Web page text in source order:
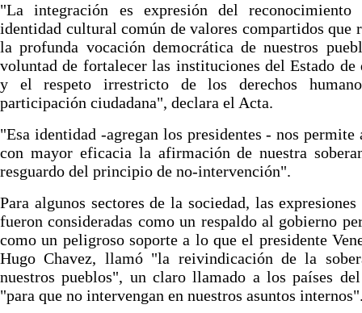
"La integración es expresión del reconocimiento
identidad cultural común de valores compartidos que
la profunda vocación democrática de nuestros
voluntad de fortalecer las instituciones del Estado de
y el respeto irrestricto de los derechos
participación ciudadana", declara el Acta.
"Esa identidad -agregan los presidentes - nos permite
con mayor eficacia la afirmación de nuestra
resguardo del principio de no-intervención".
Para algunos sectores de la sociedad, las expresiones
fueron consideradas como un respaldo al gobierno
como un peligroso soporte a lo que el presidente
Hugo Chavez, llamó "la reivindicación de la
nuestros pueblos", un claro llamado a los países
"para que no intervengan en nuestros asuntos